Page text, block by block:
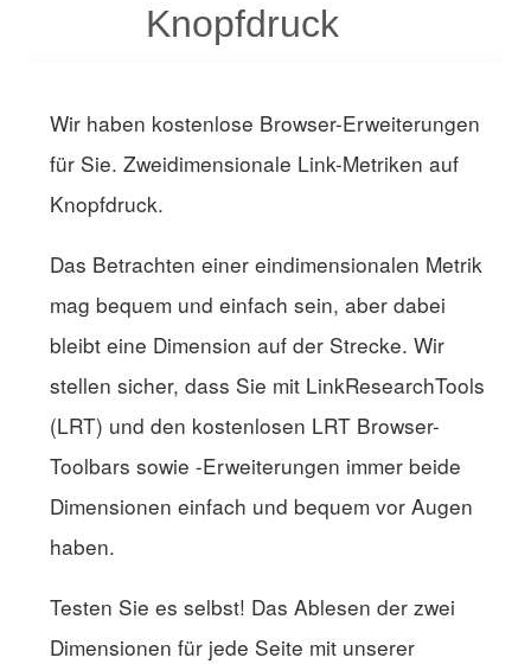
Knopfdruck
Wir haben kostenlose Browser-Erweiterungen
für Sie. Zweidimensionale Link-Metriken auf
Knopfdruck.
Das Betrachten einer eindimensionalen Metrik
mag bequem und einfach sein, aber dabei
bleibt eine Dimension auf der Strecke. Wir
stellen sicher, dass Sie mit LinkResearchTools
(LRT) und den kostenlosen LRT Browser-
Toolbars sowie -Erweiterungen immer beide
Dimensionen einfach und bequem vor Augen
haben.
Testen Sie es selbst! Das Ablesen der zwei
Dimensionen für jede Seite mit unserer